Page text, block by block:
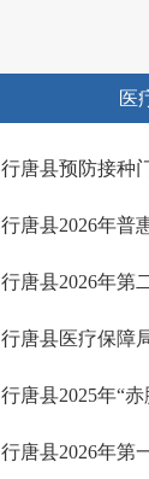
医
行唐县预防接种
行唐县2026年普
行唐县2026年第
行唐县医疗保障
行唐县2025年“
行唐县2026年第